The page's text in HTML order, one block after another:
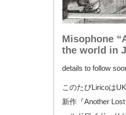
Misophone
the world in
details to follow
このたびLiricoは
新作『Another